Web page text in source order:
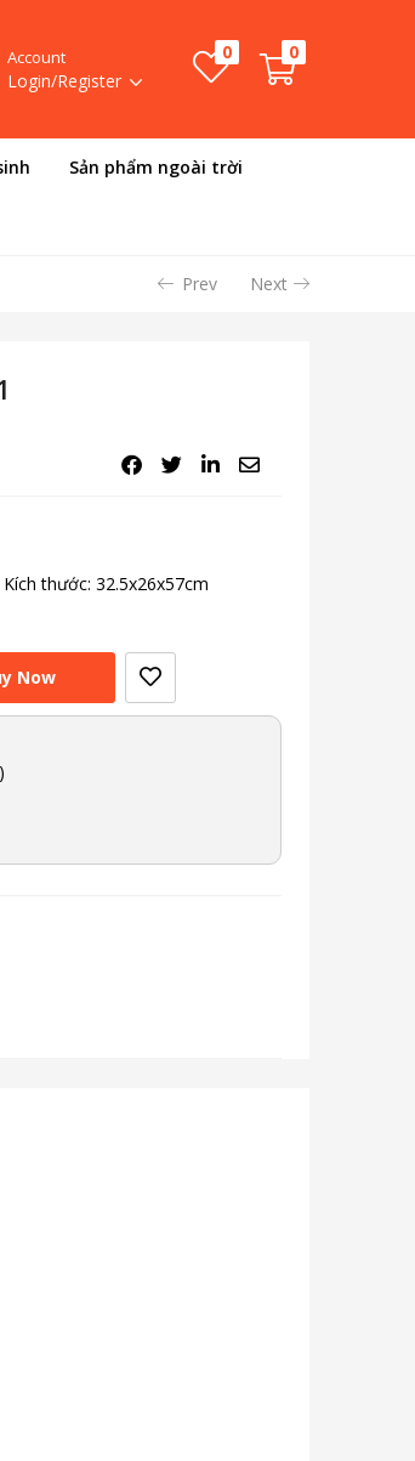
Account
Login/Register
0 0
Sản phẩm ngoài trời
Prev Next
Kích thước: 32.5x26x57cm
Now